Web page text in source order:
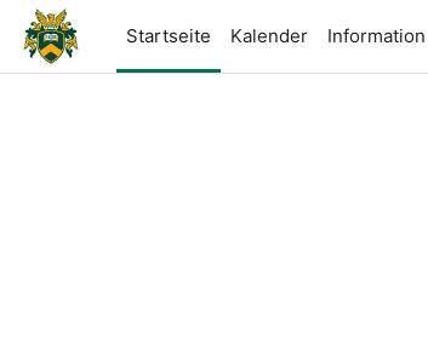
Zum Hauptinhalt
Startseite
Kalender Information